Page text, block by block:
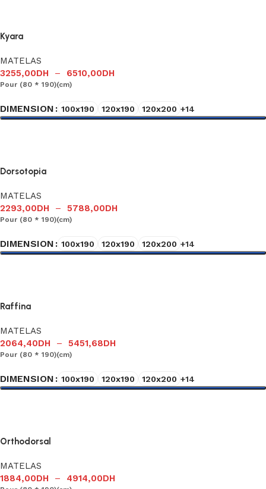
Kyara
MATELAS
3255,00DH – 6510,00DH
Pour (80 * 190)(cm)
DIMENSION 100x190 120x190 120x200 +14
Dorsotopia
MATELAS
2293,00DH – 5788,00DH
Pour (80 * 190)(cm)
DIMENSION 100x190 120x190 120x200 +14
Raffina
MATELAS
2064,40DH – 5451,68DH
Pour (80 * 190)(cm)
DIMENSION 100x190 120x190 120x200 +14
Orthodorsal
MATELAS
1884,00DH – 4914,00DH